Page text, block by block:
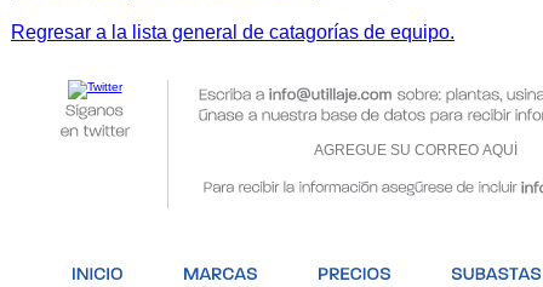
Regresar a la lista general de catagorías de equipo.